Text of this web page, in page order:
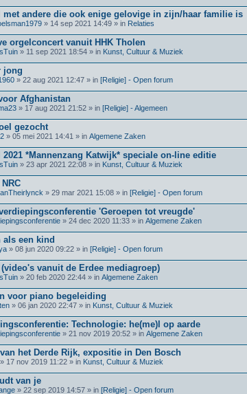
met andere die ook enige gelovige in zijn/haar familie is
» 14 sep 2021 14:49 » in Relaties
orgelconcert vanuit HHK Tholen
» 11 sep 2021 18:54 » in Kunst, Cultuur & Muziek
jong
» 22 aug 2021 12:47 » in [Religie] - Open forum
Afghanistan
» 17 aug 2021 21:52 » in [Religie] - Algemeen
gezocht
» 05 mei 2021 14:41 » in Algemene Zaken
2021 *Mannenzang Katwijk* speciale on-line editie
» 23 apr 2021 22:08 » in Kunst, Cultuur & Muziek
» 29 mar 2021 15:08 » in [Religie] - Open forum
'Geroepen tot vreugde'
» 24 dec 2020 11:33 » in Algemene Zaken
als een kind
» 08 jun 2020 09:22 » in [Religie] - Open forum
vanuit de Erdee mediagroep)
» 20 feb 2020 22:44 » in Algemene Zaken
voor piano begeleiding
» 06 jan 2020 22:47 » in Kunst, Cultuur & Muziek
Technologie: he(me)l op aarde
» 21 nov 2019 20:52 » in Algemene Zaken
het Derde Rijk, expositie in Den Bosch
» 17 nov 2019 11:22 » in Kunst, Cultuur & Muziek
van je
» 22 sep 2019 14:57 » in [Religie] - Open forum